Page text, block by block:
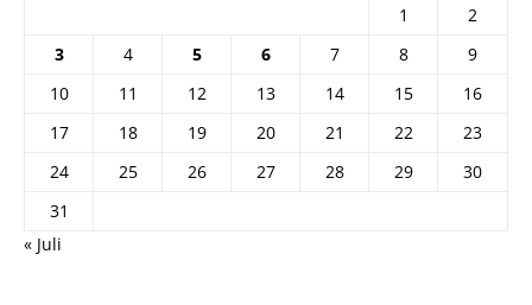
1
2
3
4 5 6 7 8
9
10
11 12 13 14 15
16
17
18 19 20 21 22
23
24
25 26 27 28 29
30
31
« Juli